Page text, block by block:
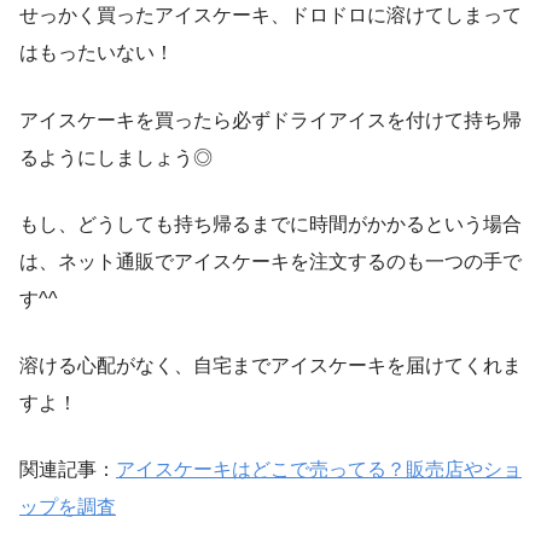
せっかく買ったアイスケーキ、ドロドロに溶けてしまって
はもったいない！
アイスケーキを買ったら必ずドライアイスを付けて持ち帰
るようにしましょう◎
もし、どうしても持ち帰るまでに時間がかかるという場合
は、ネット通販でアイスケーキを注文するのも一つの手で
す^^
溶ける心配がなく、自宅までアイスケーキを届けてくれま
すよ！
関連記事： アイスケーキはどこで売ってる？販売店やショ
ップを調査